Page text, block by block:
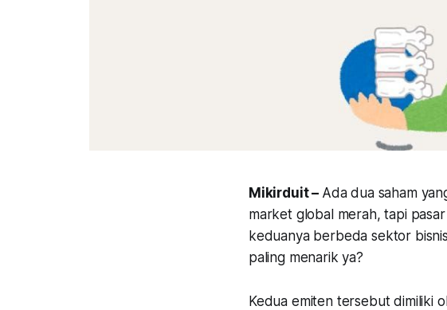
Mikirduit – Ada dua saham
market global merah, tapi
keduanya berbeda sektor
paling menarik ya?
Kedua emiten tersebut dimiliki